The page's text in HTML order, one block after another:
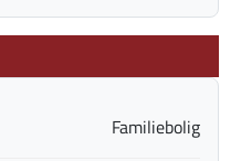
Familiebolig